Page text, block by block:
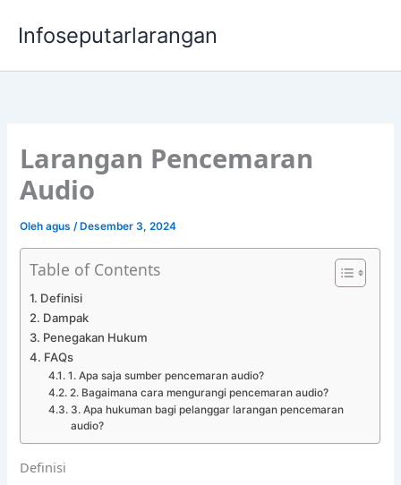
Infoseputarlarangan
Larangan Pencemaran
Audio
Olehagus/ Desember 3, 2024
Table of Contents
Definisi
Dampak
Penegakan Hukum
FAQs
1. Apa saja sumber pencemaran audio?
2. Bagaimana cara mengurangi pencemaran audio?
3. Apa hukuman bagi pelanggar larangan pencemaran
audio?
Definisi